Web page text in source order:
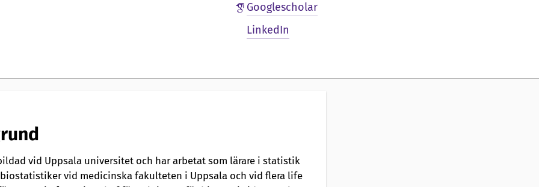
Googlescholar
LinkedIn
vid Uppsala universitet och har arbetat som lärare i statistik
vid medicinska fakulteten i Uppsala och vid flera life